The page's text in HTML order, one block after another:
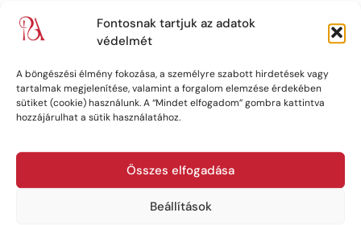
Fontosnak tartjuk az adatok
védelmét
A böngészési élmény fokozása, a személyre szabott hirdetések vagy
tartalmak megjelenítése, valamint a forgalom elemzése érdekében
sütiket (cookie) használunk. A “Mindet elfogadom” gombra kattintva
hozzájárulhat a sütik használatához.
Összes elfogadása
Beállítások
6 kérdés – és megtudod, milyen pénzügyi típus
vagy. Mik az erősségeid, mik a vak foltjaid, és mi az
egy lépés, amivel előrébb kerülhetsz.
Több mint 3 000 nő töltötte már ki 🎉